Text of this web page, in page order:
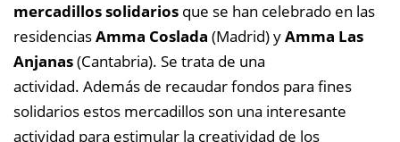
mercadillos solidarios que se han celebrado en las
residenciasAmma Coslada (Madrid) yAmma Las
Anjanas(Cantabria). Se trata de una
actividad. Además de recaudar fondos para fines
solidarios estos mercadillos son una interesante
actividad para estimular la creatividad de los